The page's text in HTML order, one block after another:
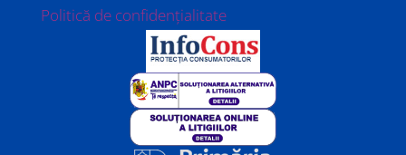
Politică de confidențialitate